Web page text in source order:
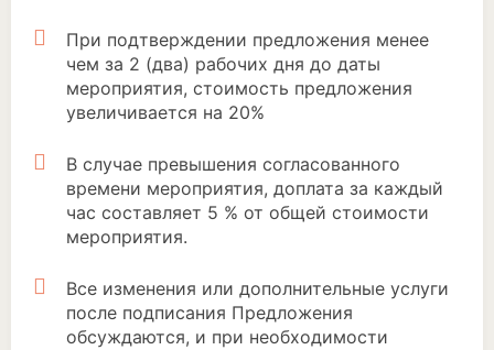
При подтверждении предложения менее
чем за 2 (два) рабочих дня до даты
мероприятия, стоимость предложения
увеличивается на 20%
В случае превышения согласованного
времени мероприятия, доплата за каждый
час составляет 5 % от общей стоимости
мероприятия.
Все изменения или дополнительные услуги
после подписания Предложения
обсуждаются, и при необходимости